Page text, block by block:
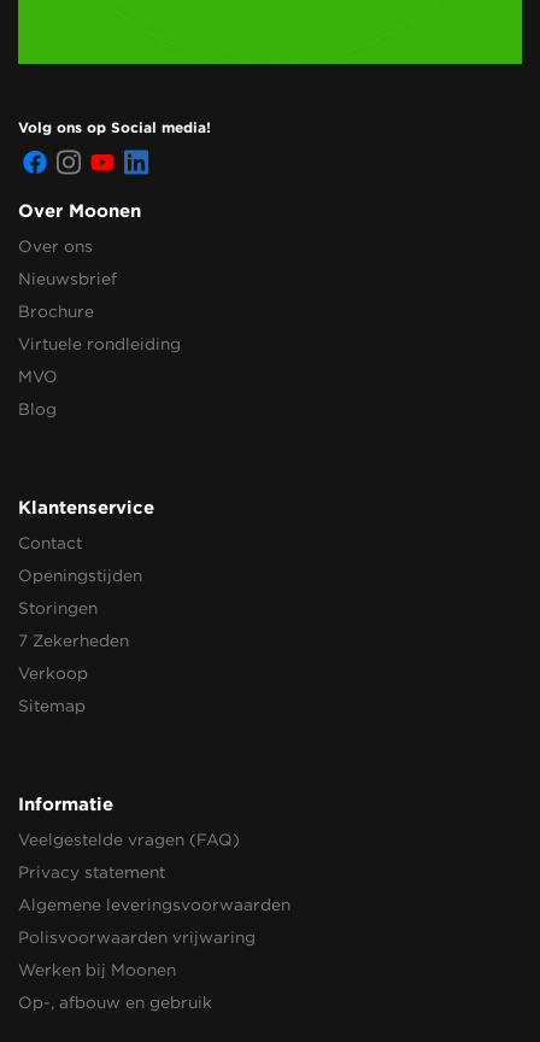
Volg ons op Social media!
Over Moonen
Over ons
Nieuwsbrief
Brochure
Virtuele rondleiding
MVO
Blog
Klantenservice
Contact
Openingstijden
Storingen
7 Zekerheden
Verkoop
Sitemap
Informatie
Veelgestelde vragen (FAQ)
Privacy statement
Algemene leveringsvoorwaarden
Polisvoorwaarden vrijwaring
Werken bij Moonen
Op-, afbouw en gebruik